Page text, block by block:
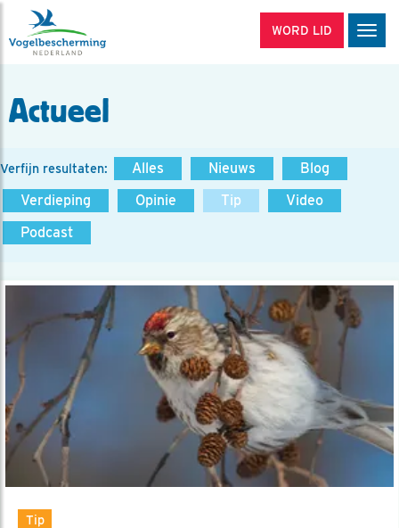
WORD LID
Actueel
Verfijn resultaten: Alles Nieuws
Blog
Verdieping
Opinie Tip
Video
Podcast
Tip